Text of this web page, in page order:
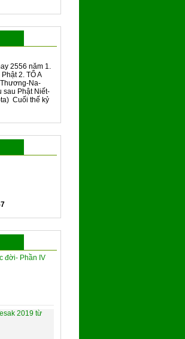
2556 năm 1.
2. TỔ A
Na-
sau Phật Niết-
Cuối thế kỷ
đời- Phần IV
2019 từ